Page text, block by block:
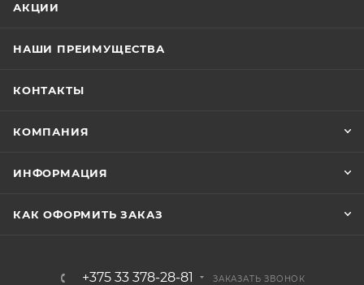
АКЦИИ
НАШИ ПРЕИМУЩЕСТВА
КОНТАКТЫ
КОМПАНИЯ
ИНФОРМАЦИЯ
КАК ОФОРМИТЬ ЗАКАЗ
+375 33 378-28-81 ЗАКАЗАТЬ ЗВОНОК